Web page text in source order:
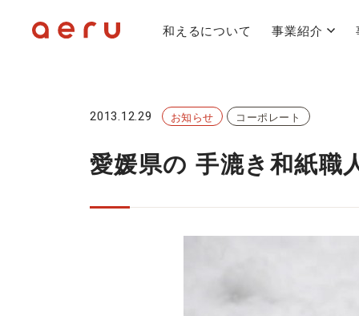
和えるについて 事業紹介
2013.12.29 お知らせ コーポレート
愛媛県の 手漉き和紙職